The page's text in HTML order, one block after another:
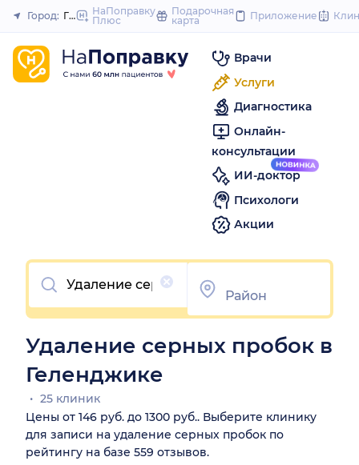
to
Закрыть
Город: ГеленджикНаПоправку
Плюс
Подарочная
карта
Приложение
Врачи
Услуги
Диагностика
Онлайн-
консультации
ИИ-доктор
Психологи
Акции
Очистить
Удаление серных пробок в
Геленджике
25 клиник
Цены от 146 руб. до 1300 руб.. Выберите клинику
для записи на удаление серных пробок по
рейтингу на базе 559 отзывов.